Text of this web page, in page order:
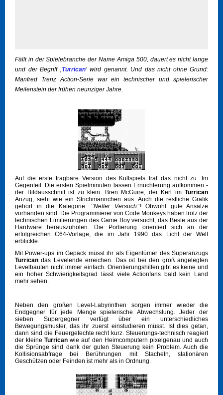
Fällt in der Spielebranche der Name Amiga 500, dauert es nicht lange
und der Begriff ‚Turrican‘ wird genannt. Und das nicht ohne Grund:
Manfred Trenz Action-Serie war ein technischer und spielerischer
Meilenstein der frühen neunziger Jahre.
Auf die erste tragbare Version des Kultspiels traf das nicht zu. Im
Gegenteil. Die ersten Spielminuten lassen Ernüchterung aufkommen -
der Bildausschnitt ist zu klein. Bren McGuire, der Kerl im Turrican
Anzug, sieht wie ein Strichmännchen aus. Auch die restliche Grafik
gehört in die Kategorie: ’’Netter Versuch’’! Obwohl gute Ansätze
vorhanden sind. Die Programmierer von Code Monkeys haben trotz der
technischen Limitierungen des Game Boy versucht, das Beste aus der
Hardware herauszuholen. Die Portierung orientiert sich an der
erfolgreichen C64-Vorlage, die im Jahr 1990 das Licht der Welt
erblickte.
Mit Power-ups im Gepäck müsst ihr als Eigentümer des Superanzugs
Turrican das Levelende erreichen. Das ist bei den groß angelegten
Levelbauten nicht immer einfach. Orientierungshilfen gibt es keine und
ein hoher Schwierigkeitsgrad lässt viele Actionfans bald kein Land
mehr sehen.
Neben den großen Level-Labyrinthen sorgen immer wieder die
Endgegner für jede Menge spielerische Abwechslung. Jeder der
sieben Supergegner verfügt über ein unterschiedliches
Bewegungsmuster, das ihr zuerst einstudieren müsst. Ist dies getan,
dann sind die Feuergefechte recht kurz. Steuerungs-technisch reagiert
der kleineTurrican wie auf den Heimcomputern pixelgenau und auch
die Sprünge sind dank der guten Steuerung kein Problem. Auch die
Kollisionsabfrage bei Berührungen mit Stacheln, stationären
Geschützen oder Feinden ist mehr als in Ordnung.